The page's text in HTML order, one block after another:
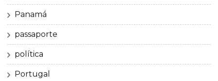
Panamá
passaporte
política
Portugal